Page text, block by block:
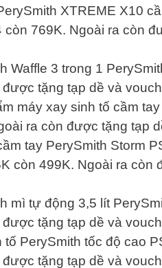
XTREME X10
còn 769K. Ngoài ra còn
Waffle 3 trong 1
tặng tạp dề và
máy xay sinh tố cầm
ra còn được tặng tạp
tay PerySmith Storm
còn 499K. Ngoài ra còn
mì tự động 3,5 lít
tặng tạp dề và
tố PerySmith tốc độ cao
tặng tạp dề và